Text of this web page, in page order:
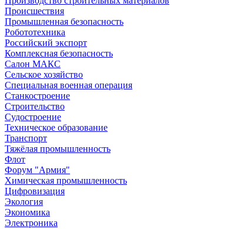
Происшествия
Промышленная безопасность
Робототехника
Российский экспорт
Комплексная безопасность
Салон МАКС
Сельское хозяйство
Специальная военная операция
Станкостроение
Строительство
Судостроение
Техническое образование
Транспорт
Тяжёлая промышленность
Флот
Форум "Армия"
Химическая промышленность
Цифровизация
Экология
Экономика
Электроника